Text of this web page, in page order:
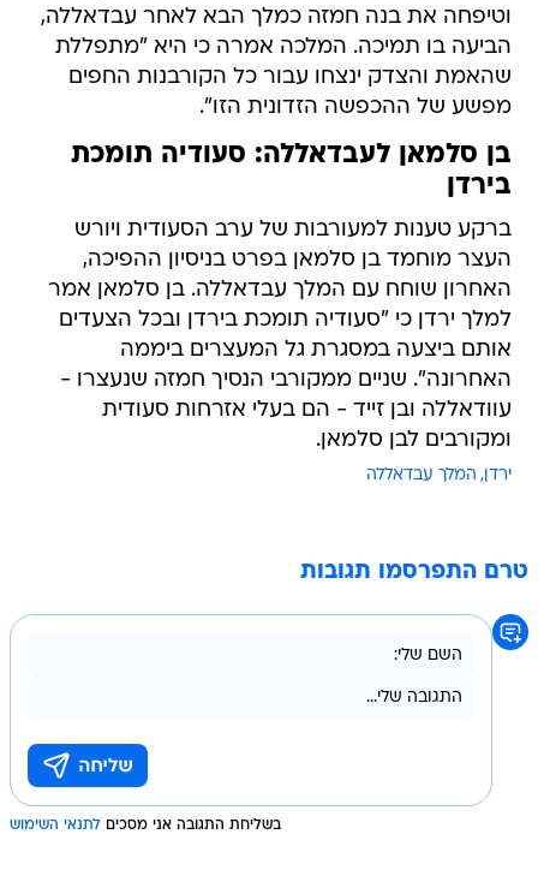
וטיפחה את בנה חמזה כמלך הבא לאחר עבדאללה,
הביעה בו תמיכה. המלכה אמרה כי היא "מתפללת
שהאמת והצדק ינצחו עבור כל הקורבנות החפים
מפשע של ההכפשה הזדונית הזו".
בן סלמאן לעבדאללה: סעודיה תומכת
בירדן
ברקע טענות למעורבות של ערב הסעודית ויורש
העצר מוחמד בן סלמאן בפרט בניסיון ההפיכה,
האחרון שוחח עם המלך עבדאללה. בן סלמאן אמר
למלך ירדן כי "סעודיה תומכת בירדן ובכל הצעדים
אותם ביצעה במסגרת גל המעצרים ביממה
האחרונה". שניים ממקורבי הנסיך חמזה שנעצרו -
עוודאללה ובן זייד - הם בעלי אזרחות סעודית
ומקורבים לבן סלמאן.
ירדן המלך עבדאללה
טרם התפרסמו תגובות
בשליחת התגובה אני מסכים לתנאי השימוש